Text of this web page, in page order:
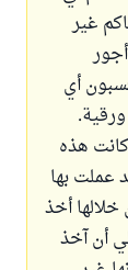
غير
أي
هذه
عملت بها
أخذ
أن آخذ